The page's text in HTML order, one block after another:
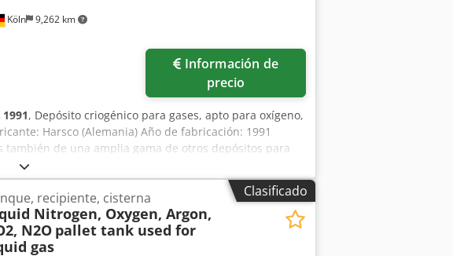
Köln 9,262 km
precio
1991, Depósito criogénico para gases, apto para oxígeno,
Harsco (Alemania) Año de fabricación: 1991
de una amplia gama de otros depósitos para
sus requisitos concretos y estaremos encantados de
Clasificado
recipiente, cisterna
Nitrogen, Oxygen, Argon,
N2O pallet tank used for
gas